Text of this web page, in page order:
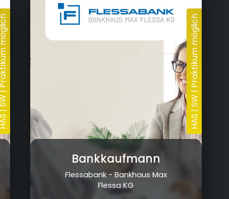
Bankkaufmann
Flessabank - Bankhaus Max
Flessa KG